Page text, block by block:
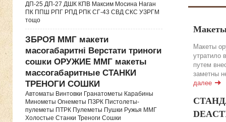
ДП-25 ДП-27 ДШК КПВ Максим Мосина Наган
ПК ППШ РПГ РПД РПК СГ-43 СВД CКС УЗРГМ
тощо
ЗБРОЯ ММГ макети
масогабаритні Верстати триноги
сошки ОРУЖИЕ ММГ макеты
массогабаритные СТАНКИ
ТРЕНОГИ СОШКИ
Автоматы Винтовки Гранатометы Карабины
Минометы Огнеметы ПЗРК Пистолеты-
пулеметы ПТРК Пулеметы Пушки Ружья ММГ
Холостые Станки Треноги Сошки
Макеты
Макеты
утратило
путем
заметны
далее